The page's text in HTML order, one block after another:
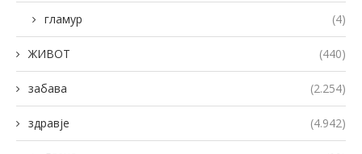
гламур (4)
ЖИВОТ (440)
забава (2.254)
здравје (4.942)